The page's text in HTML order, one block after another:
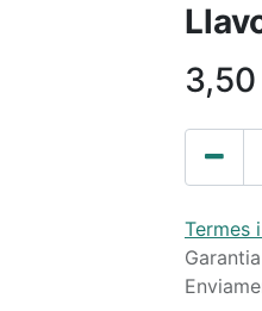
3,50
Termes